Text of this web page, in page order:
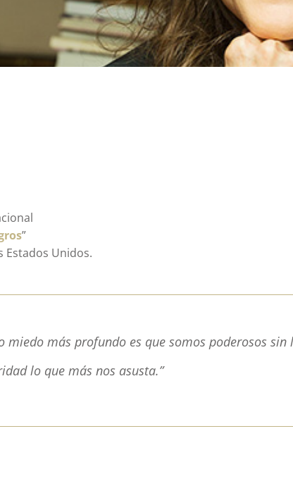
”
Unidos.
más profundo es que somos poderosos
lo que más nos asusta.”